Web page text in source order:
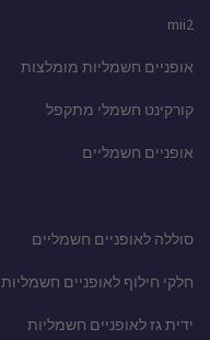
mii2
אופניים חשמליות מומלצות
קורקינט חשמלי מתקפל
אופניים חשמליים
סוללה לאופניים חשמליים
חלקי חילוף לאופניים חשמליות
ידית גז לאופניים חשמליות